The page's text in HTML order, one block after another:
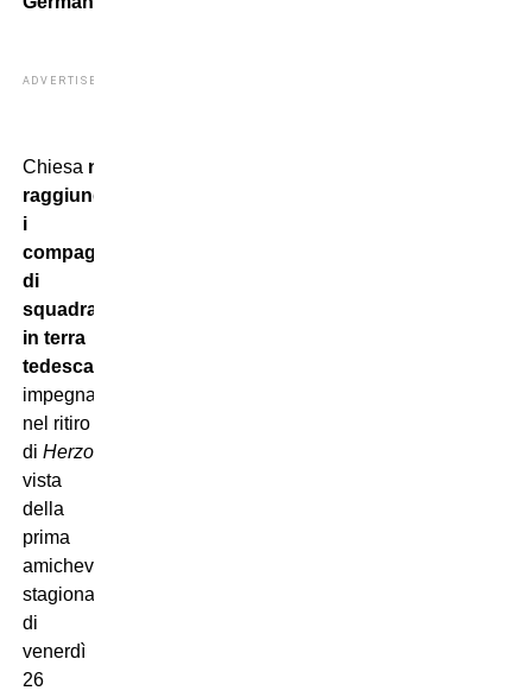
ADVERTISEMENT
Chiesa non
raggiungerà
i
compagni
di
squadra
in terra
tedesca,
impegnata
nel ritiro
di Herzogenaurach
vista
della
prima
amichevole
stagionale
di
venerdì
26